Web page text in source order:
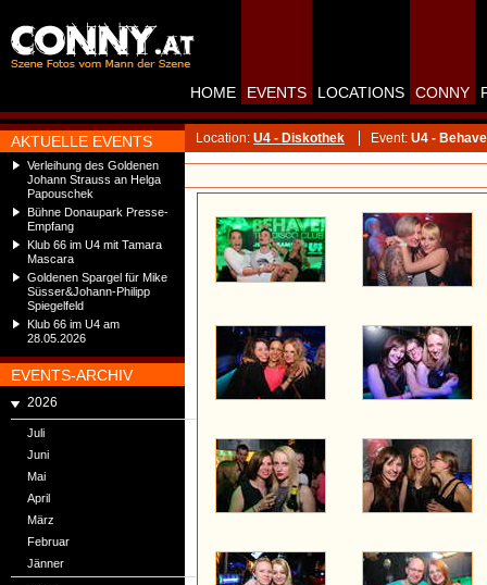
AKTUELLE EVENTS
Verleihung des Goldenen
Johann Strauss an Helga
Papouschek
Bühne Donaupark Presse-
Empfang
Klub 66 im U4 mit Tamara
Mascara
Goldenen Spargel für Mike
Süsser&Johann-Philipp
Spiegelfeld
Klub 66 im U4 am
28.05.2026
EVENTS-ARCHIV
2026
Juli
Juni
Mai
April
März
Februar
Jänner
HOME EVENTS LOCATIONS CONNY
Location: U4 - Diskothek Event: U4 - Behave